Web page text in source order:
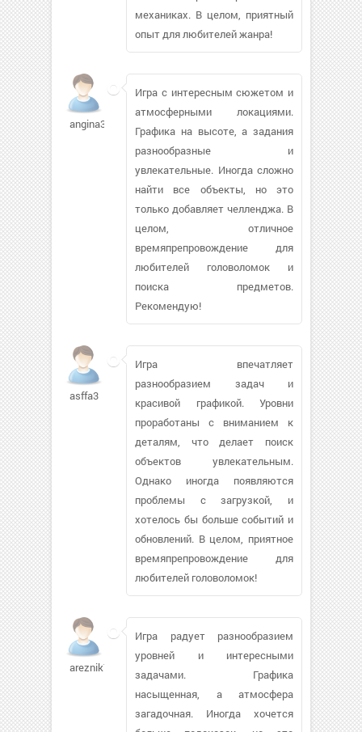
механиках. В целом, приятный
опыт для любителей жанра!
angina3333349
Игра с интересным сюжетом и
атмосферными локациями.
Графика на высоте, а задания
разнообразные и
увлекательные. Иногда сложно
найти все объекты, но это
только добавляет челленджа. В
целом, отличное
времяпрепровождение для
любителей головоломок и
поиска предметов.
Рекомендую!
asffa3
Игра впечатляет
разнообразием задач и
красивой графикой. Уровни
проработаны с вниманием к
деталям, что делает поиск
объектов увлекательным.
Однако иногда появляются
проблемы с загрузкой, и
хотелось бы больше событий и
обновлений. В целом, приятное
времяпрепровождение для
любителей головоломок!
areznik76233
Игра радует разнообразием
уровней и интересными
задачами. Графика
насыщенная, а атмосфера
загадочная. Иногда хочется